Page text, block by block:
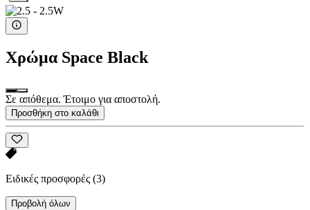
Χρώμα Space Black
Σε απόθεμα. Έτοιμο για αποστολή.
Προσθήκη στο καλάθι
Ειδικές προσφορές (3)
Προβολή όλων